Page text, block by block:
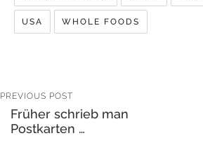
USA WHOLE FOODS
PREVIOUS POST
Früher schrieb man
Postkarten …